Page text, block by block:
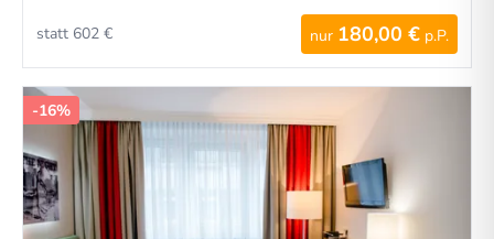
nur 180,00 € p.P.
statt 602 €
-16%